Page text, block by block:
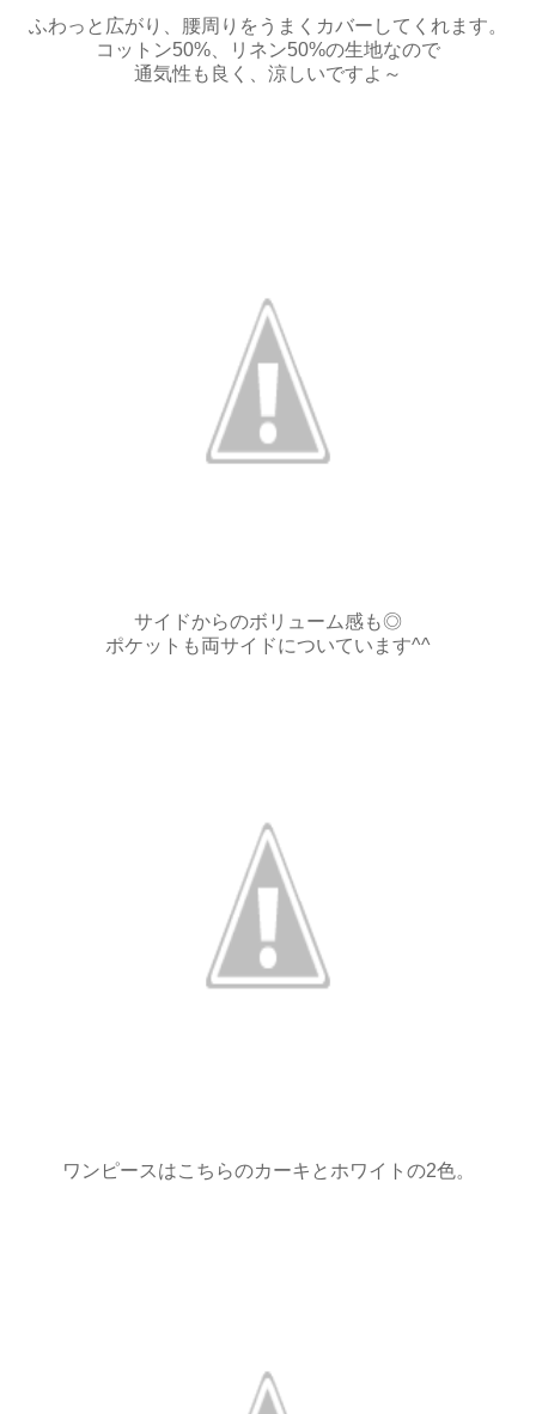
ふわっと広がり、腰周りをうまくカバーしてくれます。
コットン50%、リネン50%の生地なので
通気性も良く、涼しいですよ～
サイドからのボリューム感も◎
ポケットも両サイドについています^^
ワンピースはこちらのカーキとホワイトの2色。